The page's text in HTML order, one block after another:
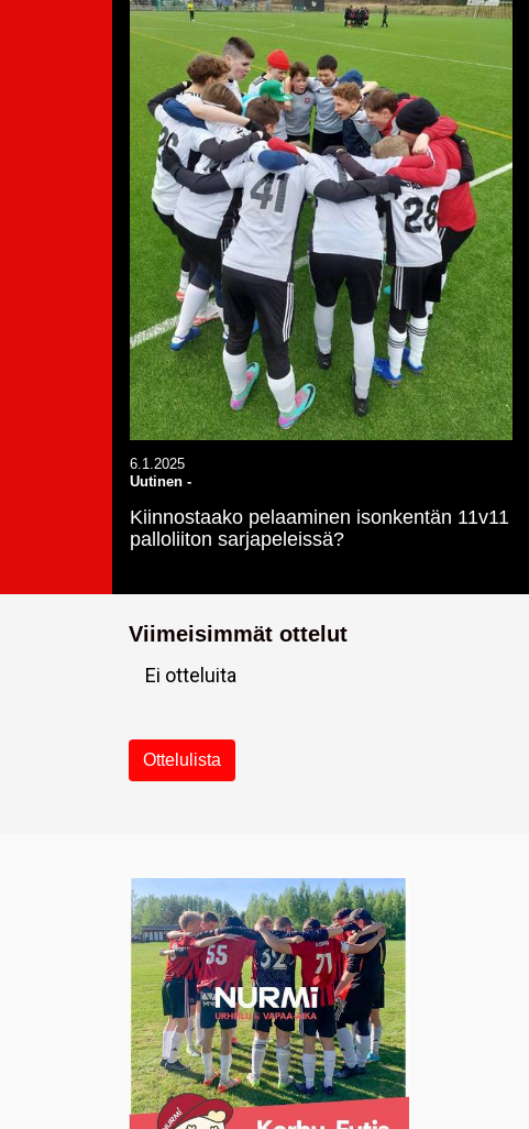
6.1.2025
Uutinen -
Kiinnostaako pelaaminen isonkentän 11v11
palloliiton sarjapeleissä?
Viimeisimmät ottelut
Ei otteluita
Ottelulista